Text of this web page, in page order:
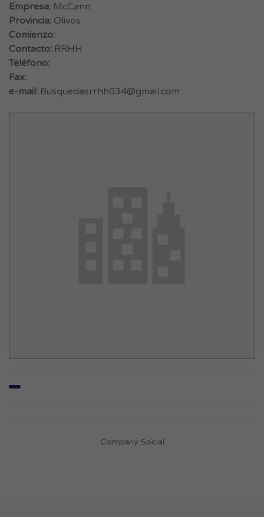
Empresa: McCann
Provincia: Olivos
Comienzo:
Contacto: RRHH
Teléfono:
Fax:
e-mail: Busquedasrrhh034@gmail.com
Company Social